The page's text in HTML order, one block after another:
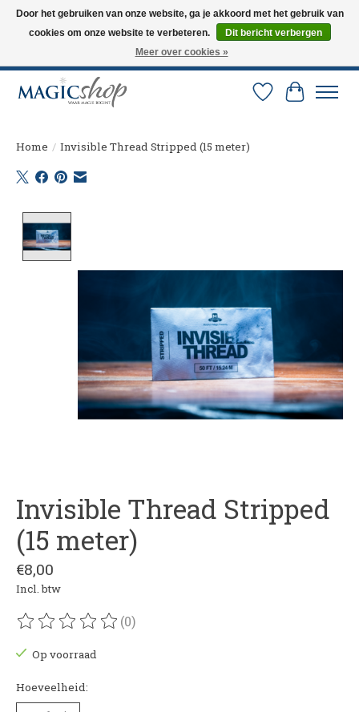
Altijd de nieuwste trucs op voorraad. Snelle verzending via PostNL en DHL.
Langskomen in onze winkel? Bel of mail om een afspraak te maken. 0251-
Verlanglijst
Home / Invisible Thread Stripped (15 meter)
Invisible Thread Stripped
(15 meter)
€8,00
Incl. btw
De beoordeling van dit product is
(0)
Op voorraad
Hoeveelheid:
Door het gebruiken van onze website, ga je akkoord met het gebruik van
cookies om onze website te verbeteren.
Dit bericht verbergen
Meer over cookies »